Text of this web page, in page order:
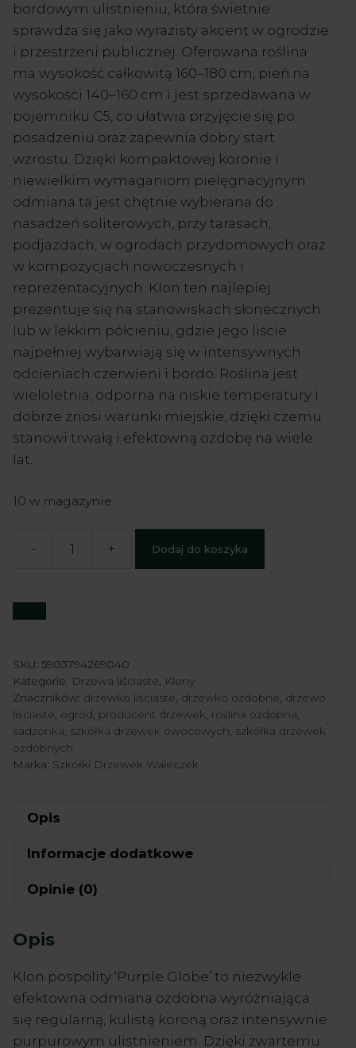
bordowym ulistnieniu, która świetnie
sprawdza się jako wyrazisty akcent w ogrodzie
i przestrzeni publicznej. Oferowana roślina
ma wysokość całkowitą 160–180 cm, pień na
wysokości 140–160 cm i jest sprzedawana w
pojemniku C5, co ułatwia przyjęcie się po
posadzeniu oraz zapewnia dobry start
wzrostu. Dzięki kompaktowej koronie i
niewielkim wymaganiom pielęgnacyjnym
odmiana ta jest chętnie wybierana do
nasadzeń soliterowych, przy tarasach,
podjazdach, w ogrodach przydomowych oraz
w kompozycjach nowoczesnych i
reprezentacyjnych. Klon ten najlepiej
prezentuje się na stanowiskach słonecznych
lub w lekkim półcieniu, gdzie jego liście
najpełniej wybarwiają się w intensywnych
odcieniach czerwieni i bordo. Roślina jest
wieloletnia, odporna na niskie temperatury i
dobrze znosi warunki miejskie, dzięki czemu
stanowi trwałą i efektowną ozdobę na wiele
lat.
10 w magazynie
-
ilość
Acer
platanoides
'Purple
pa
+ Dodaj do koszyka
SKU: 5903794269040
Kategorie: Drzewa liściaste
Klony
Znaczników: drzewko liściaste drzewko ozdobne drzewo
liściaste ogród producent drzewek roślina ozdobna
sadzonka szkółka drzewek owocowych szkółka drzewek
ozdobnych
Marka: Szkółki Drzewek Waleczek
Opis
Informacje dodatkowe
Opinie (0)
Opis
Klon pospolity ‘Purple Globe’ to niezwykle
efektowna odmiana ozdobna wyróżniająca
się regularną, kulistą koroną oraz intensywnie
purpurowym ulistnieniem. Dzięki zwartemu